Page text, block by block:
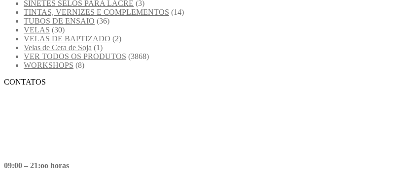
SINETES SELOS PARA LACRE (3)
TINTAS, VERNIZES E COMPLEMENTOS (14)
TUBOS DE ENSAIO (36)
VELAS (30)
VELAS DE BAPTIZADO (2)
Velas de Cera de Soja (1)
VER TODOS OS PRODUTOS (3868)
WORKSHOPS (8)
CONTATOS
09:00 – 21:oo horas